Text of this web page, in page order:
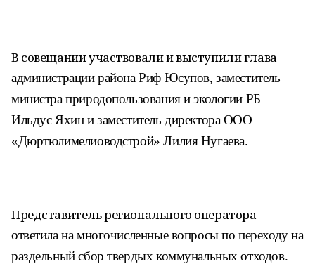
В совещании участвовали и выступили глава
администрации района Риф Юсупов, заместитель
министра природопользования и экологии РБ
Ильдус Яхин и заместитель директора ООО
«Дюртюлимелиоводстрой» Лилия Нугаева.
Представитель регионального оператора
ответила на многочисленные вопросы попереходу на
раздельный сбор твердых коммунальных отходов.